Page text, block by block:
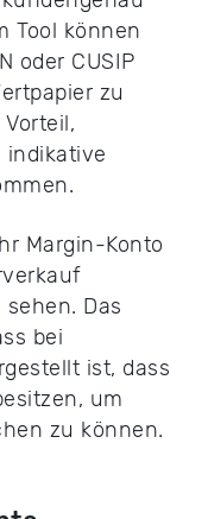
Tool können
oder CUSIP
zu
indikative
Margin-Konto
Das
bei
ist, dass
um
zu können.